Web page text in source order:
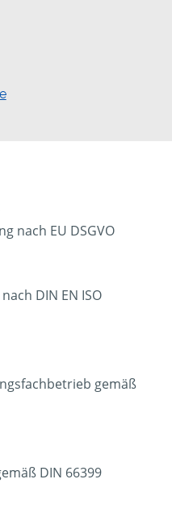
nach EU DSGVO
DIN EN ISO
gemäß
DIN 66399